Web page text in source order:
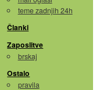
teme zadnjih 24h
Članki
Zaposlitve
brskaj
Ostalo
pravila